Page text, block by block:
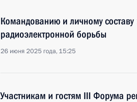
Командованию и личному
радиоэлектронной борьбы
26 июня 2025 года, 15:25
Участникам и гостям III Форума